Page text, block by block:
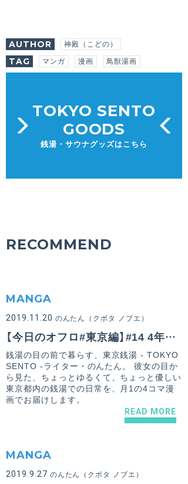
AUTHOR 神殿（こどの）
TAG マンガ 漫画 鳥獣湯画
TOKYO SENTO
GOODS
銭湯・サウナグッズはこちら
RECOMMEND
MANGA
2019.11.20 のんたん（クボタ ノブエ）
【今日のオフロ#東京編】#14 4年も前のこと
銭湯の目の前で暮らす、東京銭湯 - TOKYO
SENTO -ライター・のんたん。 彼女の目か
ら見た、ちょっとゆるくて、ちょっと優しい
東京都内の銭湯での日常を、月1の4コマ漫
画でお届けします。
READ MORE
MANGA
2019.9.27 のんたん（クボタ ノブエ）